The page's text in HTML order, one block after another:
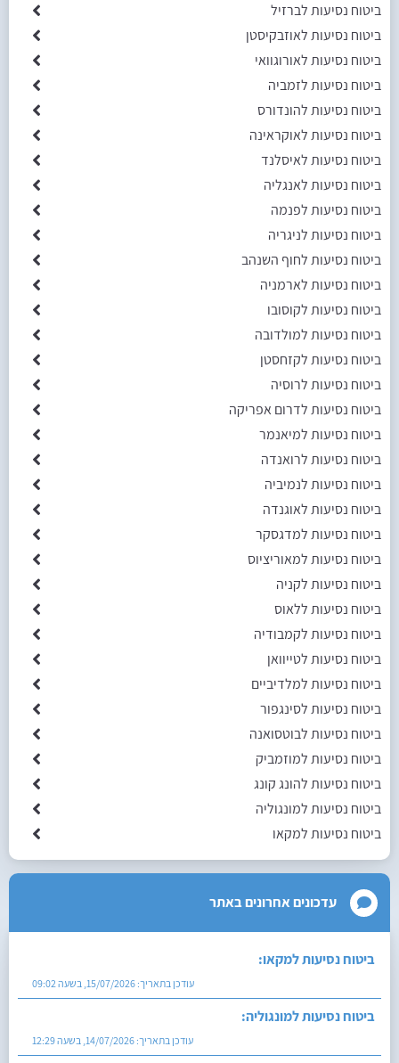
ביטוח נסיעות לברזיל
ביטוח נסיעות לאוזבקיסטן
ביטוח נסיעות לאורוגוואי
ביטוח נסיעות לזמביה
ביטוח נסיעות להונדורס
ביטוח נסיעות לאוקראינה
ביטוח נסיעות לאיסלנד
ביטוח נסיעות לאנגליה
ביטוח נסיעות לפנמה
ביטוח נסיעות לניגריה
ביטוח נסיעות לחוף השנהב
ביטוח נסיעות לארמניה
ביטוח נסיעות לקוסובו
ביטוח נסיעות למולדובה
ביטוח נסיעות לקזחסטן
ביטוח נסיעות לרוסיה
ביטוח נסיעות לדרום אפריקה
ביטוח נסיעות למיאנמר
ביטוח נסיעות לרואנדה
ביטוח נסיעות לנמיביה
ביטוח נסיעות לאוגנדה
ביטוח נסיעות למדגסקר
ביטוח נסיעות למאוריציוס
ביטוח נסיעות לקניה
ביטוח נסיעות ללאוס
ביטוח נסיעות לקמבודיה
ביטוח נסיעות לטייוואן
ביטוח נסיעות למלדיביים
ביטוח נסיעות לסינגפור
ביטוח נסיעות לבוטסואנה
ביטוח נסיעות למוזמביק
ביטוח נסיעות להונג קונג
ביטוח נסיעות למונגוליה
ביטוח נסיעות למקאו
עדכונים אחרונים באתר
ביטוח נסיעות למקאו:
עודכן בתאריך: 15/07/2026, בשעה 09:02
ביטוח נסיעות למונגוליה:
עודכן בתאריך: 14/07/2026, בשעה 12:29